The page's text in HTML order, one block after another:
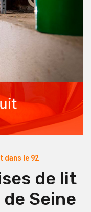
dans le 92
de lit
Seine